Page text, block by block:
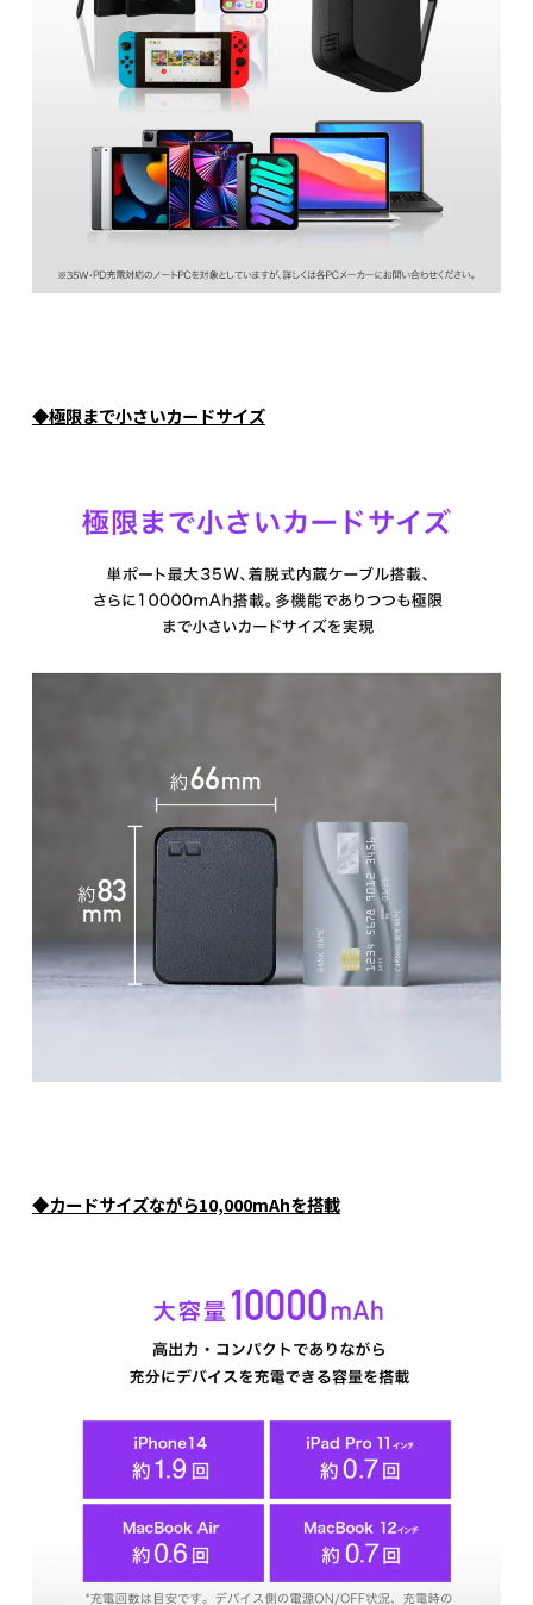
◆極限まで小さいカードサイズ
◆カードサイズながら10,000mAhを搭載